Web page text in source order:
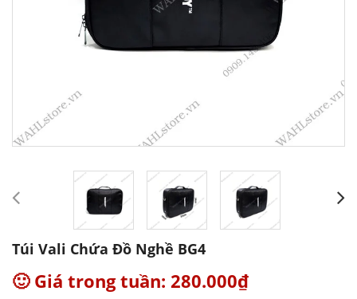
Túi Vali Chứa Đồ Nghề BG4
🙂 Giá trong tuần: 280.000₫